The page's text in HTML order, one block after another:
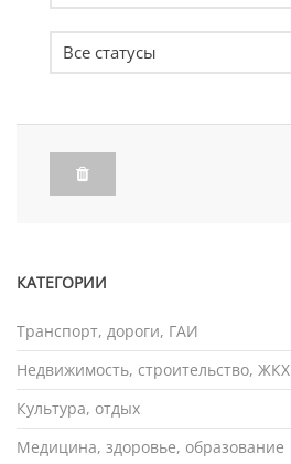
КАТЕГОРИИ
Транспорт, дороги, ГАИ
Недвижимость, строительство, ЖКХ
Культура, отдых
Медицина, здоровье, образование